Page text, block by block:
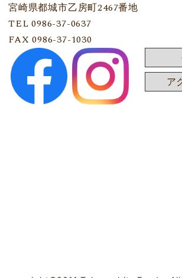
宮崎県都城市乙房町2467番地
TEL 0986-37-0637
FAX 0986-37-1030
ア